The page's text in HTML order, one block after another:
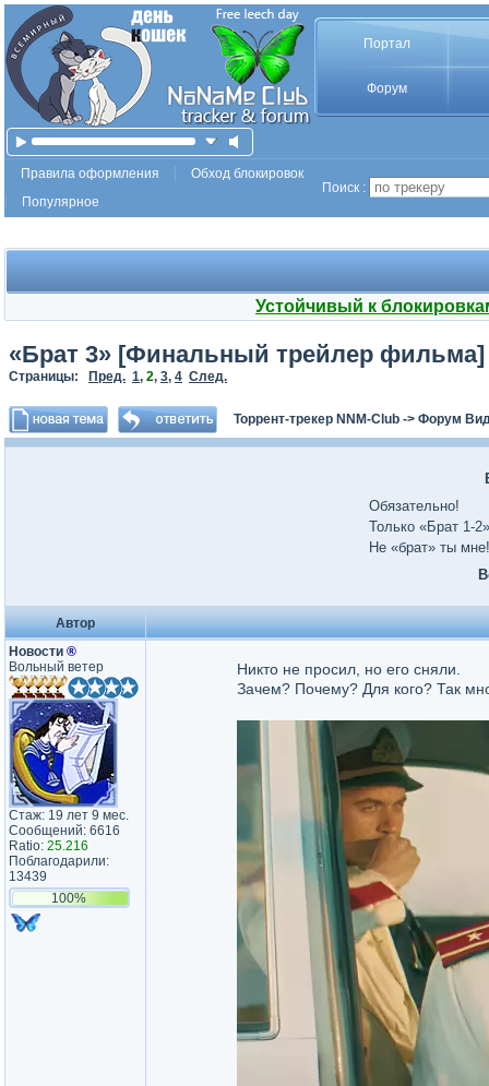
Портал
Форум
Правила оформления
Обход блокировок
Популярное
Поиск :
Устойчивый к
«Брат 3» [Финальный трейлер фильма]
Страницы: Пред. 1, 2, 3, 4 След.
Торрент-трекер NNM-Club -> Форум
Обязательно!
Только «Брат 1-2»
Не «брат» ты мне!
Автор
Новости ®
Вольный ветер
Стаж: 19 лет 9 мес.
Сообщений: 6616
Ratio: 25.216
Поблагодарили:
13439
100%
Никто не просил, но его сняли.
Зачем? Почему? Для кого? Так